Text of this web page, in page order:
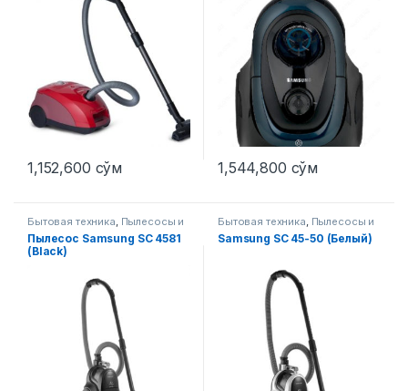
1,152,600 сўм 1,544,800 сўм
Бытовая техника, Пылесосы и
аксессуары
Пылесос Samsung SC 4581
(Black)
Бытовая техника, Пылесосы и
аксессуары
Samsung SC 45-50 (Белый)